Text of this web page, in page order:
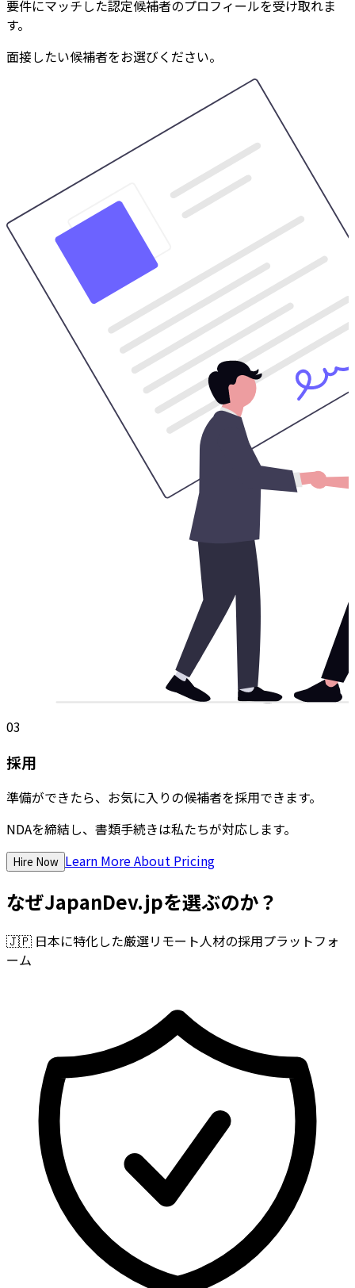
要件にマッチした認定候補者のプロフィールを受け取れま
す。
面接したい候補者をお選びください。
03
採用
準備ができたら、お気に入りの候補者を採用できます。
NDAを締結し、書類手続きは私たちが対応します。
Hire Now Learn More About Pricing
なぜJapanDev.jpを選ぶのか？
🇯🇵 日本に特化した厳選リモート人材の採用プラットフォ
ーム